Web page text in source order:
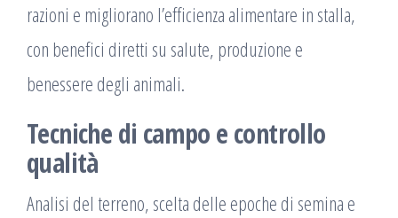
razioni e migliorano l’efficienza alimentare in stalla,
con benefici diretti su salute, produzione e
benessere degli animali.
Tecniche di campo e controllo
qualità
Analisi del terreno, scelta delle epoche di semina e